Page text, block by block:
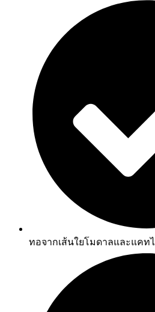
ทอจากเส้นใยโมดาลและแคท